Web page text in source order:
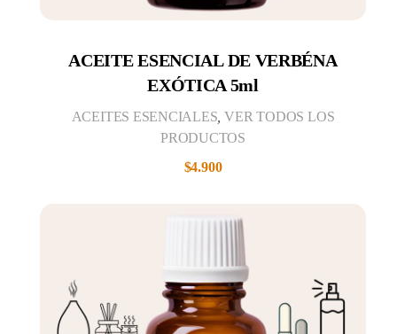
ACEITE ESENCIAL DE VERBÉNA
EXÓTICA 5ml
$4.900
ACEITES ESENCIALES ,VER TODOS LOS
PRODUCTOS